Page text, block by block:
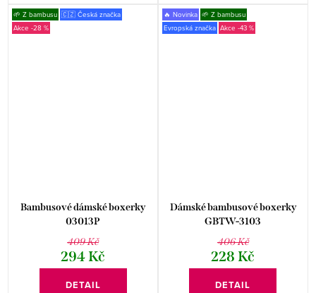
🌱 Z bambusu 🇨🇿 Česká značka
-28 %
Bambusové dámské boxerky
03013P
409 Kč
294 Kč
DETAIL
🔥 Novinka 🌱 Z bambusu
Evropská značka
-43 %
Dámské bambusové boxerky
GBTW-3103
406 Kč
228 Kč
DETAIL